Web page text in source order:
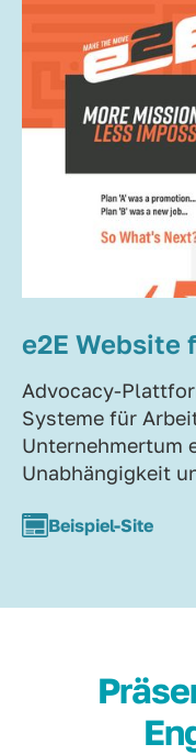
e2E Website
Advocacy-
Systeme für
Unternehmertum
Unabhängigkeit
Beispiel-Site